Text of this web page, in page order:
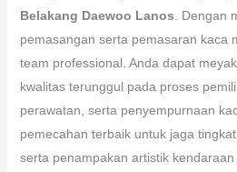
Belakang Daewoo Lanos . Dengan
pemasangan serta pemasaran kaca
team professional. Anda dapat
kwalitas terunggul pada proses
perawatan, serta penyempurnaan
pemecahan terbaik untuk jaga
serta penampakan artistik